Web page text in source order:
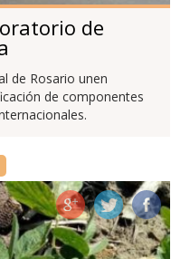
de
de Rosario unen
de componentes